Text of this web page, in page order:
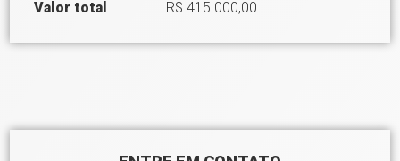
Valor total R$ 415.000,00